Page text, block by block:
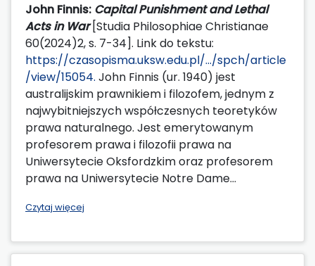
John Finnis: Capital Punishment and Lethal
Acts in War[Studia Philosophiae Christianae
60(2024)2, s. 7-34]. Link do tekstu:
https://czasopisma.uksw.edu.pl/.../spch/article
/view/15054. John Finnis (ur. 1940) jest
australijskim prawnikiem i filozofem, jednym z
najwybitniejszych współczesnych teoretyków
prawa naturalnego. Jest emerytowanym
profesorem prawa i filozofii prawa na
Uniwersytecie Oksfordzkim oraz profesorem
prawa na Uniwersytecie Notre Dame...
Czytaj więcej